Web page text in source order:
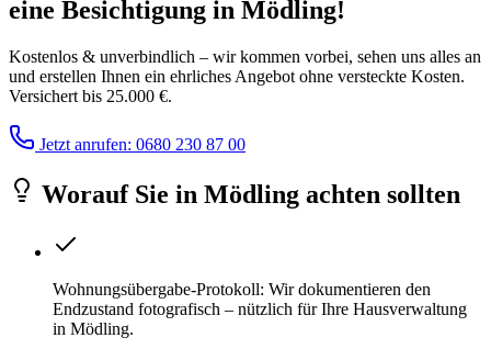
eine Besichtigung in Mödling!
Kostenlos & unverbindlich – wir kommen vorbei, sehen uns alles an
und erstellen Ihnen ein ehrliches Angebot ohne versteckte Kosten.
Versichert bis 25.000 €.
Jetzt anrufen: 0680 230 87 00
Worauf Sie in Mödling achten sollten
Wohnungsübergabe-Protokoll: Wir dokumentieren den
Endzustand fotografisch – nützlich für Ihre Hausverwaltung
in Mödling.